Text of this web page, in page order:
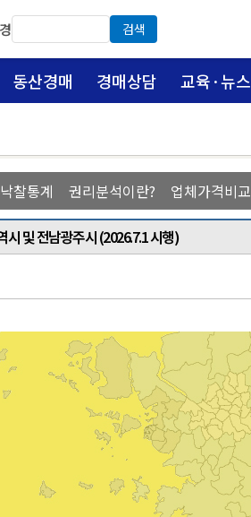
검색
동산경매 경매상담 교육·뉴스
찰통계 권리분석이란? 업체가격비교
및 전남광주시 (2026.7.1 시행)